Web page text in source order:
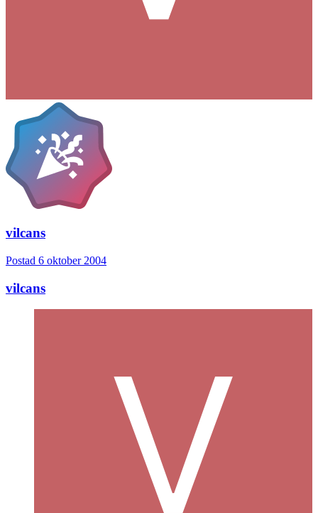
vilcans
Postad 6 oktober 2004
vilcans